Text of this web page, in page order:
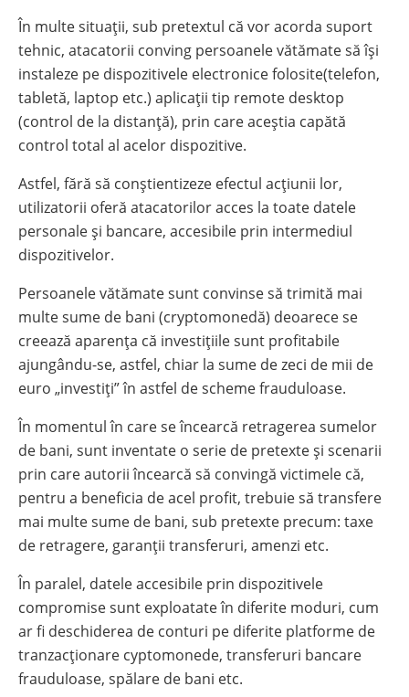
În multe situații, sub pretextul că vor acorda suport
tehnic, atacatorii conving persoanele vătămate să își
instaleze pe dispozitivele electronice folosite(telefon,
tabletă, laptop etc.) aplicații tip remote desktop
(control de la distanță), prin care aceștia capătă
control total al acelor dispozitive.
Astfel, fără să conștientizeze efectul acțiunii lor,
utilizatorii oferă atacatorilor acces la toate datele
personale și bancare, accesibile prin intermediul
dispozitivelor.
Persoanele vătămate sunt convinse să trimită mai
multe sume de bani (cryptomonedă) deoarece se
creează aparența că investițiile sunt profitabile
ajungându-se, astfel, chiar la sume de zeci de mii de
euro „investiți” în astfel de scheme frauduloase.
În momentul în care se încearcă retragerea sumelor
de bani, sunt inventate o serie de pretexte și scenarii
prin care autorii încearcă să convingă victimele că,
pentru a beneficia de acel profit, trebuie să transfere
mai multe sume de bani, sub pretexte precum: taxe
de retragere, garanții transferuri, amenzi etc.
În paralel, datele accesibile prin dispozitivele
compromise sunt exploatate în diferite moduri, cum
ar fi deschiderea de conturi pe diferite platforme de
tranzacționare cyptomonede, transferuri bancare
frauduloase, spălare de bani etc.